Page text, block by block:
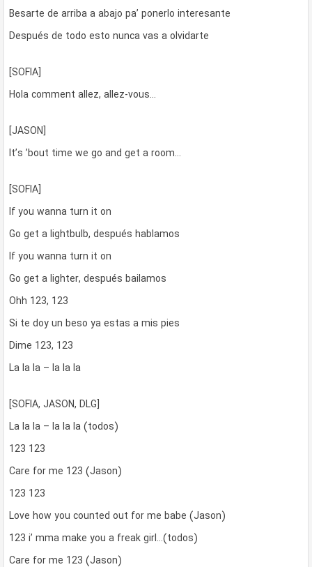
Besarte de arriba a abajo pa’ ponerlo interesante
Después de todo esto nunca vas a olvidarte
[SOFIA]
Hola comment allez, allez-vous…
[JASON]
It’s ’bout time we go and get a room…
[SOFIA]
If you wanna turn it on
Go get a lightbulb, después hablamos
If you wanna turn it on
Go get a lighter, después bailamos
Ohh 123, 123
Si te doy un beso ya estas a mis pies
Dime 123, 123
La la la – la la la
[SOFIA, JASON, DLG]
La la la – la la la (todos)
123 123
Care for me 123 (Jason)
123 123
Love how you counted out for me babe (Jason)
123 i’ mma make you a freak girl…(todos)
Care for me 123 (Jason)